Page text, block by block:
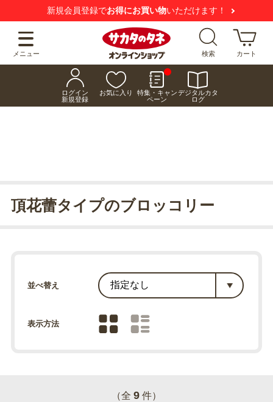
新規会員登録でお得にお買い物いただけます！
メニュー 検索 カート
ログイン
新規登録
お気に入り
特集・キャン
ペーン
デジタルカタ
ログ
頂花蕾タイプのブロッコリー
並べ替え
表示方法
（全 9 件）